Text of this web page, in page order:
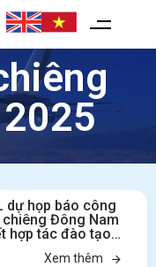
dự họp báo công
chiêng Đông Nam
hợp tác đào tạo
tại Đà Lạt
Xem thêm